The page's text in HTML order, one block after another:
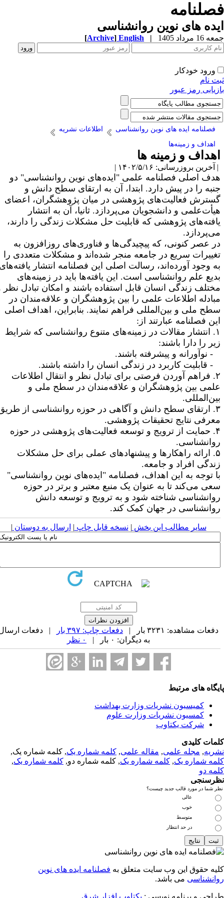
های نوین روانشناسی
مرداد 1405 |
English
[Archive]
ورود خودکار
نام
رمز عبور
فصلنامه ایده های نوین روانشناسی
اطلاعات نشریه
اهداف و زمینه‌ها
و زمینه ها
بروزرسانی: ۱۴۰۲/۵/۱۶ |
اصلی فصلنامه علمی "ایده‌های نوین روانشناسی" دو
را در پیش دارد. ابتدا، آن به ارتقای سطح دانش و
فعالیت‌های پژوهشی در میان پژوهشگران، اعضای
و دانشجویان می‌پردازد. ثانیا، آن به انتشار
پژوهشی که قابلیت حل مشکلات زندگی را دارند،
عصر کنونی، که پیچیدگی‌ها و فناوری‌های روزافزون به
سریع در جامعه منجر شده‌اند و مشکلات متعددی را
وجود آورده‌اند، رسالت اصلی این فصلنامه انتشار یافته‌های
علم روانشناسی است. این یافته‌ها باید در زمینه‌های
زندگی انسان قابل استفاده باشند و امکان تبادل نظر و
اطلاعات علمی را بین پژوهشگران و علاقه‌مندان در
ملی و بین‌المللی فراهم نمایند. بنابراین، اهداف اصلی
فصلنامه عبارتند از:
۱. انتشار مقالات در زمینه‌های متنوع روانشناسی که شرایط
را دارا باشند:
نوآورانه و پیشرفته باشند.
قابلیت کاربرد در زندگی انسان را داشته باشند.
۲. فراهم آوردن فرصتی برای تبادل نظر و انتقال اطلاعات
بین پژوهشگران و علاقه‌مندان در سطح ملی و
۳. ارتقای سطح دانش و آگاهی در حوزه روانشناسی از طریق
نتایج تحقیقات پژوهشی.
۴. حمایت از ترویج و توسعه فعالیت‌های پژوهشی در حوزه
۵. ارائه راهکارها و پیشنهادهای عملی برای حل مشکلات
افراد و جامعه.
توجه به این اهداف، فصلنامه "ایده‌های نوین روانشناسی"
می‌کند تا به عنوان یک منبع معتبر و برتر در حوزه
شناخته شود و به ترویج و توسعه دانش
در جهان کمک کند.
سایر مطالب این بخش | نسخه قابل چاپ| ارسال به دوستان|
دفعات مشاهده: ۳۲۳۱ بار | دفعات چاپ: ۳۹۷ بار
| دفعات ارسال
به دیگران: ۰ بار |
های مرتبط
کمیسیون نشریات وزارت بهداشت
کمسیون نشریات وزارت علوم
شرکت یکتاوب
کلیدی
,مجله علمی, مقاله علمی, کلمه شماره یک, کلمه شماره یک,
شماره یک,کلمه شماره یک, کلمه شماره دو,کلمه شماره یک,
دو
شما در مورد قالب جدید چیست؟
عالی
خوب
متوسط
در حد انتظار
حقوق این وب سایت متعلق بهفصلنامه ایده های نوین
می باشد.
و برنامه نویسی : یکتاوب افزار شرق